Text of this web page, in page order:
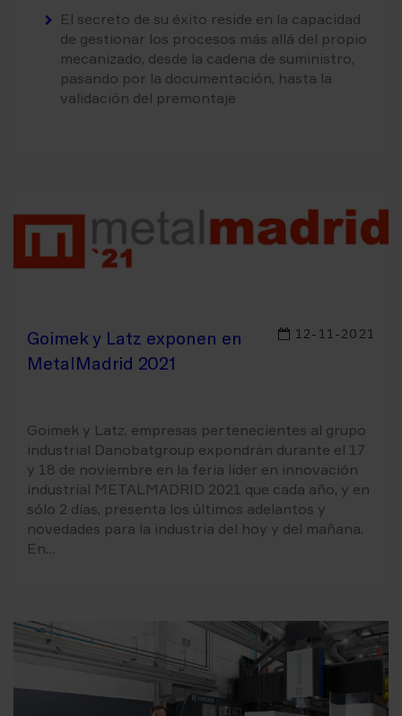
El secreto de su éxito reside en la capacidad
de gestionar los procesos más allá del propio
mecanizado, desde la cadena de suministro,
pasando por la documentación, hasta la
validación del premontaje
Goimek y Latz exponen en
MetalMadrid 2021
12-11-2021
Goimek y Latz, empresas pertenecientes al grupo
industrial Danobatgroup expondrán durante el 17
y 18 de noviembre en la feria líder en innovación
industrial METALMADRID 2021 que cada año, y en
sólo 2 días, presenta los últimos adelantos y
novedades para la industria del hoy y del mañana.
En…